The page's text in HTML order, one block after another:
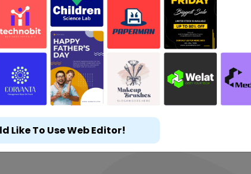
Like To Use Web Editor!